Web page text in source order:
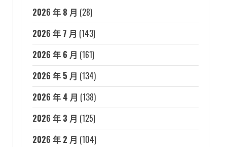
2026 年 8 月 (28)
2026 年 7 月 (143)
2026 年 6 月 (161)
2026 年 5 月 (134)
2026 年 4 月 (138)
2026 年 3 月 (125)
2026 年 2 月 (104)